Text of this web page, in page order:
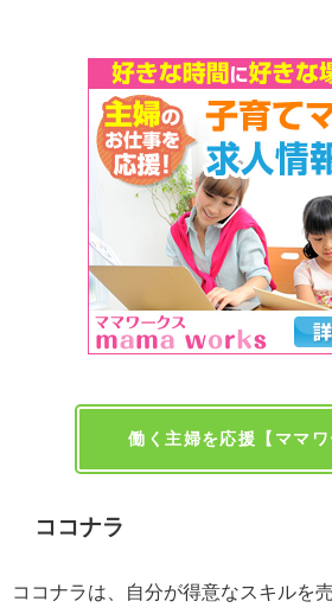
働く主婦を応援【ママ
ココナラ
ココナラは、自分が得意なスキルを